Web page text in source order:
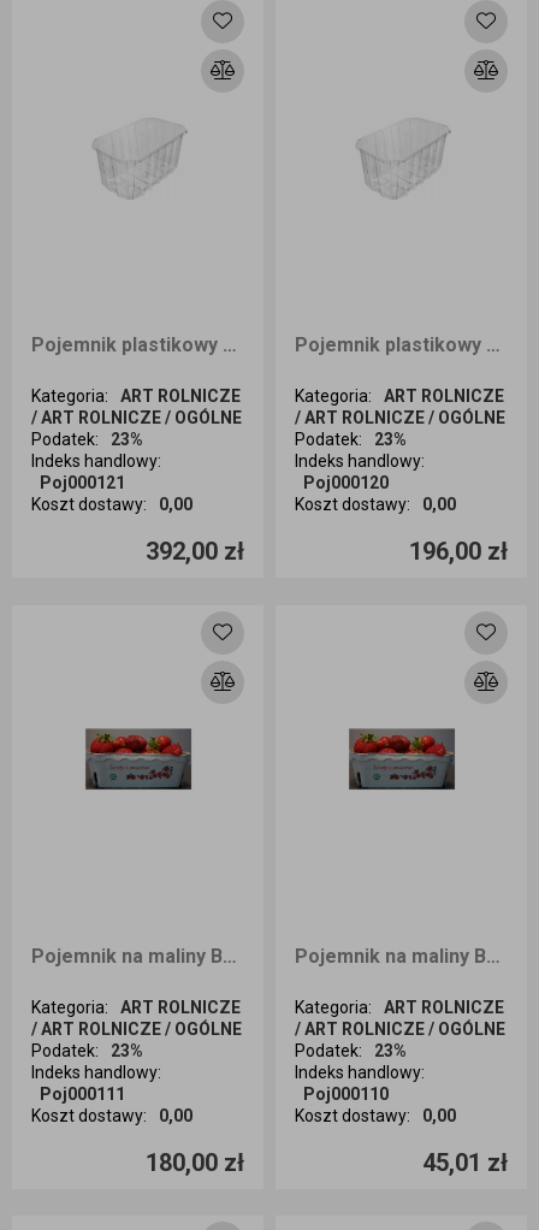
Pojemnik plastikowy na owoce 1kg 1152szt
Kategoria:
ART ROLNICZE
/ ART ROLNICZE / OGÓLNE
Podatek:
23%
Indeks handlowy:
Poj000121
Koszt dostawy: 0,00
392,00 zł
Ilość sztuk
Pojemnik plastikowy na owoce 1kg 576szt.
Kategoria:
ART ROLNICZE
/ ART ROLNICZE / OGÓLNE
Podatek:
23%
Indeks handlowy:
Poj000120
Koszt dostawy: 0,00
196,00 zł
Ilość sztuk
Pojemnik na maliny Berigard Ganant 500g 400sztN
Kategoria:
ART ROLNICZE
/ ART ROLNICZE / OGÓLNE
Podatek:
23%
Indeks handlowy:
Poj000111
Koszt dostawy: 0,00
180,00 zł
Ilość sztuk
Pojemnik na maliny Berigar Garant 500g 100 sztuk Nadruk
Kategoria:
ART ROLNICZE
/ ART ROLNICZE / OGÓLNE
Podatek:
23%
Indeks handlowy:
Poj000110
Koszt dostawy: 0,00
45,01 zł
Ilość sztuk